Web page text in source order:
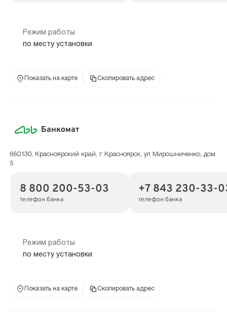
Режим работы
по месту установки
Показать на карте Скопировать адрес
Банкомат
660130, Красноярский край, г Красноярск, ул Мирошниченко, дом
5
8 800 200-53-03
телефон банка
+7 843 230-33-
телефон банка
Режим работы
по месту установки
Показать на карте Скопировать адрес